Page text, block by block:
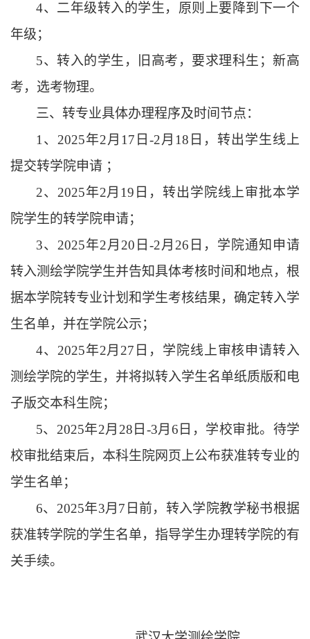
4、 二年级转入的学生，原则上要降到下一个
年级；
5、转入的学生，旧高考，要求理科生；新高
考，选考物理。
三、 转专业具体办理程序及时间节点：
1、 2025年2月 17 日 -2月 18 日，转出学生线上
提交转学院申请 ；
2、 2025年2月 19 日，转出学院线上审批本学
院学生的转学院申请；
3、 2025年2月 20 日 -2月 26 日，学院通知申请
转入测绘学院学生并告知具体考核时间和地点，根
据本学院转专业计划和学生考核结果，确定转入学
生名单，并在学院公示；
4、 2025年2月 27 日，学院线上审核申请转入
测绘学院的学生，并将拟转入学生名单纸质版和电
子版交本科生院；
5、 2025年2月 28 日 -3月 6 日，学校审批。待学
校审批结束后，本科生院网页上公布获准转专业的
学生名单；
6、 2025年3月 7 日前，转入学院教学秘书根据
获准转学院的学生名单，指导学生办理转学院的有
关手续。